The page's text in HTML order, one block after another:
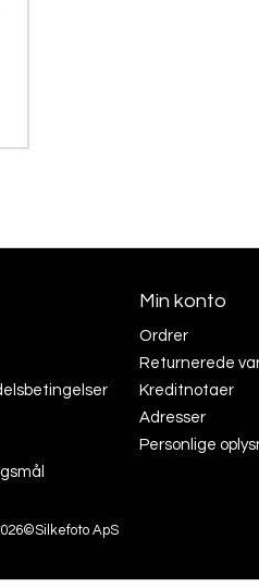
ApS
Min konto
Ordrer
Returnerede
Kreditnotaer
Adresser
Personlige